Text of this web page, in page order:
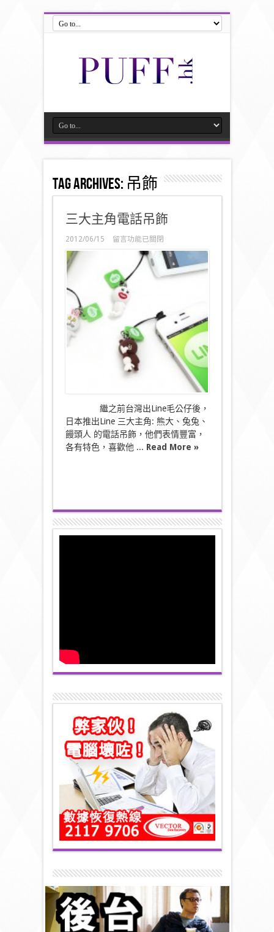
Tag Archives: 吊飾
三大主角電話吊飾
2012/06/15
在
大
主
角
電
話
吊
飾〉
中
留言功能已關閉
繼之前台灣出Line毛公仔後，
日本推出Line 三大主角: 熊大、兔兔、
饅頭人 的電話吊飾，他們表情豐富，
各有特色，喜歡他 ... Read More »